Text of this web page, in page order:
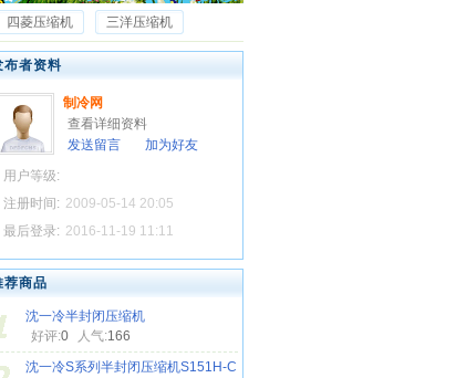
四菱压缩机
三洋压缩机
富康压缩机 返回首页
布者资料
制冷网
查看详细资料
发送留言
加为好友
用户等级:
注册时间: 2009-05-14 20:05
最后登录: 2016-11-19 11:11
荐商品
沈一冷半封闭压缩机
好评:0 人气:166
沈一冷S系列半封闭压缩机S151H-C